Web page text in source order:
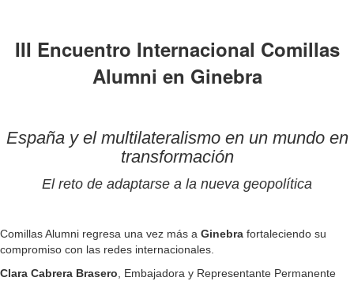
III Encuentro Internacional Comillas
Alumni en Ginebra
España y el multilateralismo en un mundo en
transformación
El reto de adaptarse a la nueva geopolítica
Comillas Alumni regresa una vez más a Ginebra fortaleciendo su
compromiso con las redes internacionales.
Clara Cabrera Brasero
Embajadora y Representante Permanente